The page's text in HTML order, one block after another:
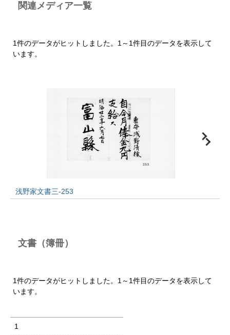
関連メディア一覧
1件のデータがヒットしました。1～1件目のデータを表示して
います。
浅野家文書三-253
文書（簿冊）
1件のデータがヒットしました。1～1件目のデータを表示して
います。
1